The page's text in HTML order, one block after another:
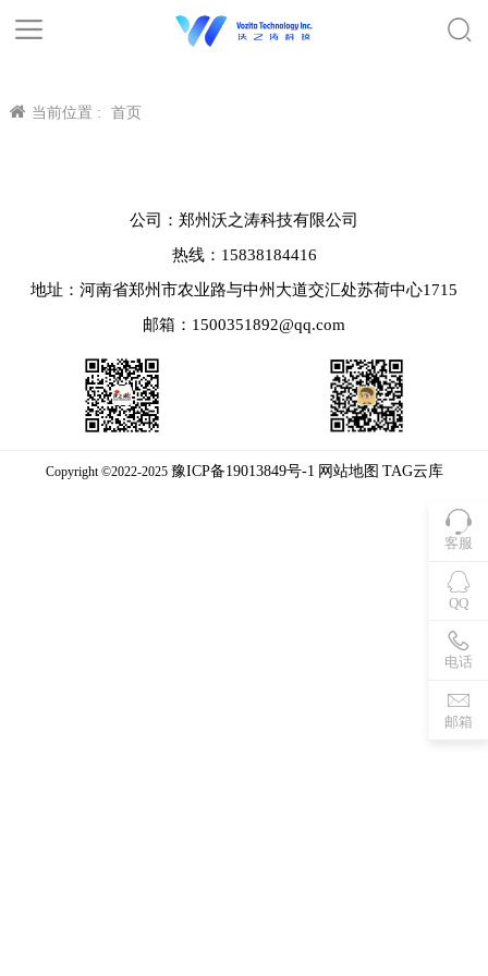
当前位置 : 首页
客服
QQ
电话
邮箱
公司：郑州沃之涛科技有限公司
热线：15838184416
地址：河南省郑州市农业路与中州大道交汇处苏荷中心1715
邮箱：1500351892@qq.com
Copyright ©2022-2025 豫ICP备19013849号-1 网站地图 TAG云库